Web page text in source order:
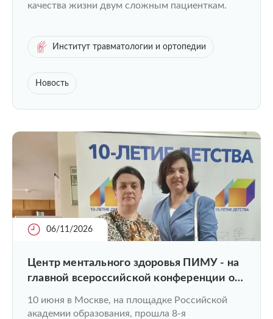
качества жизни двум сложным пациенткам.
Институт травматологии и ортопедии
Новость
06/11/2026
Центр ментального здоровья ПИМУ - на
главной всероссийской конференции о
10 июня в Москве, на площадке Российской
академии образования, прошла 8-я